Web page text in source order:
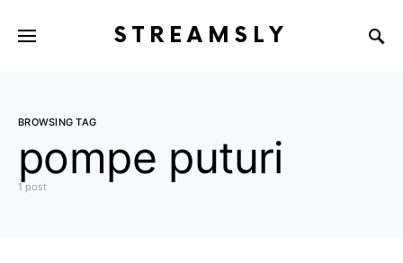
STREAMSLY
BROWSING TAG
pompe puturi
1 post